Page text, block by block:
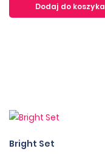
Dodaj do koszyka
Bright Set